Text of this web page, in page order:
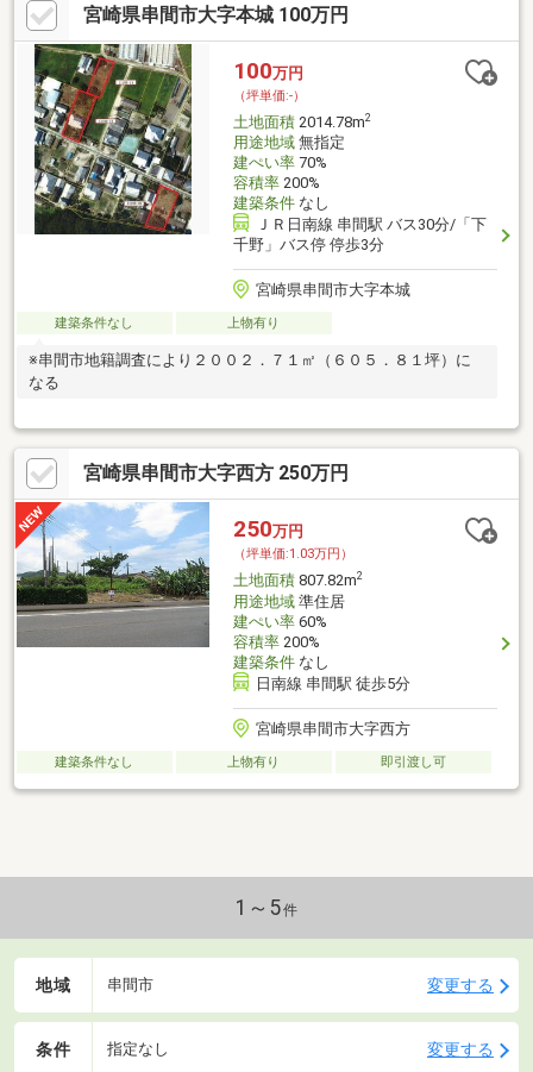
宮崎県串間市大字本城 100万円
100万円
（坪単価:-）
土地面積2014.78m2
用途地域無指定
建ぺい率70%
容積率200%
建築条件なし
ＪＲ日南線 串間駅 バス30分/「下
千野」バス停 停歩3分
宮崎県串間市大字本城
建築条件なし 上物有り
※串間市地籍調査により２００２．７１㎡（６０５．８１坪）に
なる
宮崎県串間市大字西方 250万円
250万円
（坪単価:1.03万円）
土地面積807.82m2
用途地域準住居
建ぺい率60%
容積率200%
建築条件なし
日南線 串間駅 徒歩5分
宮崎県串間市大字西方
建築条件なし 上物有り 即引渡し可
1～5件
地域 串間市 変更する
条件 指定なし 変更する